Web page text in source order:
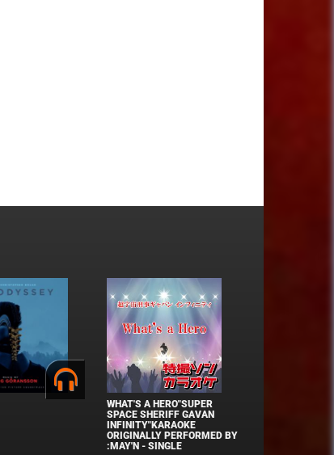
WHAT'S A HERO"SUPER
SPACE SHERIFF GAVAN
INFINITY"KARAOKE
ORIGINALLY PERFORMED BY
:MAY'N - SINGLE